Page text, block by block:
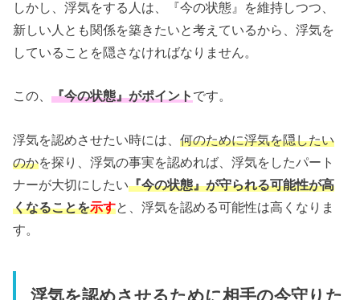
しかし、浮気をする人は、『今の状態』を維持しつつ、
新しい人とも関係を築きたいと考えているから、浮気を
していることを隠さなければなりません。
この、『今の状態』がポイント です。
浮気を認めさせたい時には、何のために浮気を隠したい
のかを探り、浮気の事実を認めれば、浮気をしたパート
ナーが大切にしたい『今の状態』が守られる可能性が高
くなることを示すと、浮気を認める可能性は高くなりま
す。